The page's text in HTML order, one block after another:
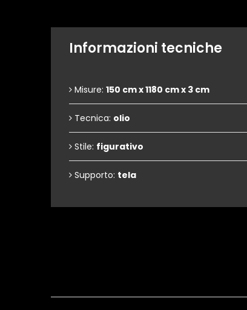
Informazioni tecniche
Misure: 150 cm x 1180 cm x 3 cm
Tecnica: olio
Stile: figurativo
Supporto: tela